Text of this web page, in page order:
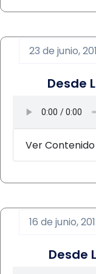
23 de junio,
Desde
Ver Contenido
16 de junio,
Desde